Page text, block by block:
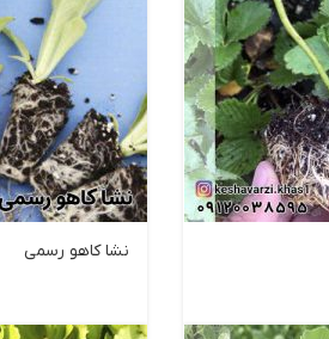
نشا کاهو رسمی